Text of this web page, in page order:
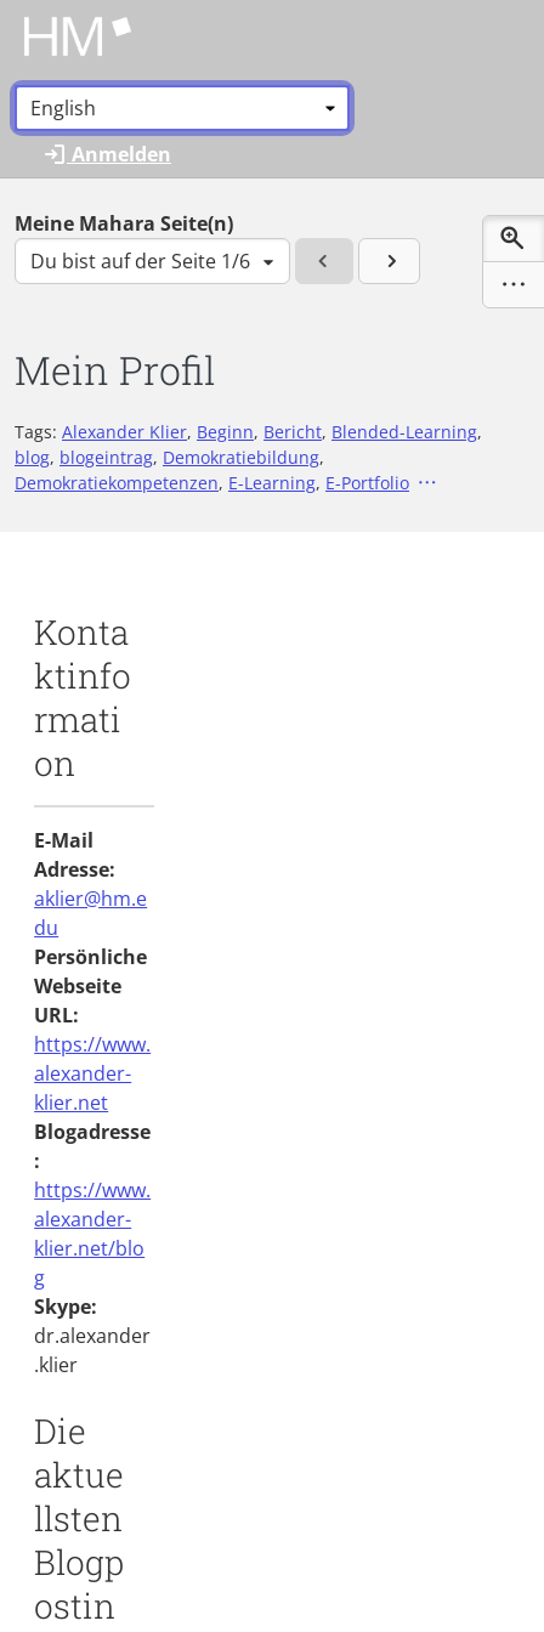
Zum Hauptinhalt zurückspringen
Sprache:
Anmelden
Meine Mahara Seite(n)
Du bist auf der Seite 1/6
Mein Profil
Tags: Alexander Klier, Beginn, Bericht, Blended-Learning,
blog, blogeintrag, Demokratiebildung,
Demokratiekompetenzen, E-Learning, E-Portfolio
Konta
ktinfo
rmati
on
E-Mail
Adresse:
aklier@hm.e
du
Persönliche
Webseite
URL:
https://www.
alexander-
klier.net
Blogadresse
:
https://www.
alexander-
klier.net/blo
g
Social Media Accounts
Skype:
dr.alexander
.klier
Die
aktue
llsten
Blogp
ostin